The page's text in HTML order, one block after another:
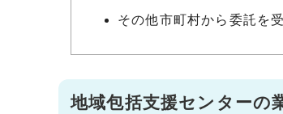
その他市町村から委託を
地域包括支援センターの